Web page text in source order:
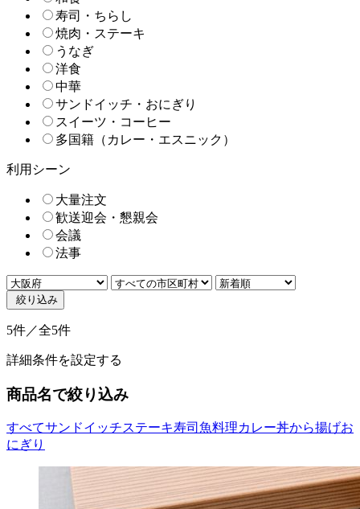
寿司・ちらし
焼肉・ステーキ
うなぎ
洋食
中華
サンドイッチ・おにぎり
スイーツ・コーヒー
多国籍（カレー・エスニック）
利用シーン
大量注文
歓送迎会・懇親会
会議
法事
絞り込み
5件／全5件
詳細条件を設定する
商品名で絞り込み
すべてサンドイッチステーキ寿司 魚料理カレー丼から揚げお
にぎり